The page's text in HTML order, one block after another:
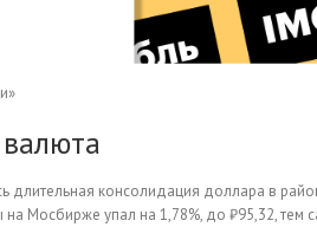
валюта
длительная консолидация доллара в
Мосбирже упал на 1,78%, до ₽95,32, тем